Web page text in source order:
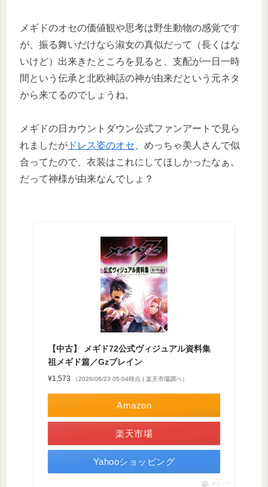
メギドのオセの価値観や思考は野生動物の感覚です
が、振る舞いだけなら淑女の真似だって（長くはな
いけど）出来きたところを見ると、支配が一日一時
間という伝承と北欧神話の神が由来だという元ネタ
から来てるのでしょうね。
メギドの日カウントダウン公式ファンアートで見ら
れましたが ドレス姿のオセ 、めっちゃ美人さんで似
合ってたので、衣装はこれにしてほしかったなぁ。
だって神様が由来なんでしょ？
【中古】 メギド72公式ヴィジュアル資料集
祖メギド篇／Gzブレイン
¥1,573 （2026/06/23 05:04時点 | 楽天市場調べ）
Amazon
楽天市場
Yahooショッピング
ポチップ